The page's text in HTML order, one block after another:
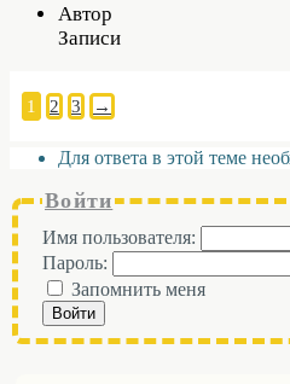
Автор
Записи
1 2 3 →
Для ответа в этой теме
Войти
Имя пользователя:
Пароль:
Запомнить меня
Войти